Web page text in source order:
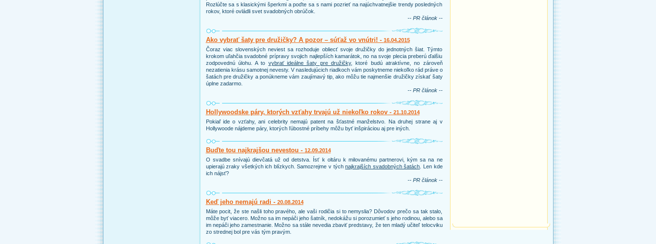
Rozlúčte sa s klasickými šperkmi a poďte sa s nami pozrieť na najúchvatnejšie trendy posledných
rokov, ktoré ovládli svet svadobných obrúčok.
-- PR článok --
Ako vybrať šaty pre družičky? A pozor – súťaž vo vnútri! - 16.04.2015
Čoraz viac slovenských neviest sa rozhoduje obliecť svoje družičky do jednotných šiat. Týmto
krokom uľahčia svadobné prípravy svojich najlepších kamarátok, no na svoje plecia preberú ďalšiu
zodpovednú úlohu. A to vybrať ideálne šaty pre družičky, ktoré budú atraktívne, no zároveň
nezatienia krásu samotnej nevesty. V nasledujúcich riadkoch vám poskytneme niekoľko rád práve o
šatách pre družičky a ponúkneme vám zaujímavý tip, ako môžu tie najmenšie družičky získať šaty
úplne zadarmo.
-- PR článok --
Hollywoodske páry, ktorých vzťahy trvajú už niekoľko rokov - 21.10.2014
Pokiaľ ide o vzťahy, ani celebrity nemajú patent na šťastné manželstvo. Na druhej strane aj v
Hollywoode nájdeme páry, ktorých ľúbostné príbehy môžu byť inšpiráciou aj pre iných.
Buďte tou najkrajšou nevestou - 12.09.2014
O svadbe snívajú dievčatá už od detstva. Ísť k oltáru k milovanému partnerovi, kým sa na ne
upierajú zraky všetkých ich blízkych. Samozrejme v týchnajkrajších svadobných šatách . Len kde
ich nájsť?
-- PR článok --
Keď jeho nemajú radi - 20.08.2014
Máte pocit, že ste našli toho pravého, ale vaši rodičia si to nemyslia? Dôvodov prečo sa tak stalo,
môže byť viacero. Možno sa im nepáči jeho šatník, nedokážu si porozumieť s jeho rodinou, alebo sa
im nepáči jeho zamestnanie. Možno sa stále nevedia zbaviť predstavy, že ten mladý učiteľ telocviku
zo strednej bol pre vás tým pravým.